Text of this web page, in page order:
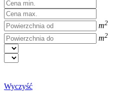
m2
m2
Wyczyść